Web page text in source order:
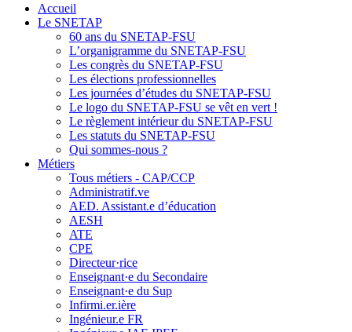
Accueil
Le SNETAP
60 ans du SNETAP-FSU
L’organigramme du SNETAP-FSU
Les congrès du SNETAP-FSU
Les élections professionnelles
Les journées d’études du SNETAP-FSU
Le logo du SNETAP-FSU se vêt en vert !
Le règlement intérieur du SNETAP-FSU
Les statuts du SNETAP-FSU
Qui sommes-nous ?
Métiers
Tous métiers - CAP/CCP
Administratif.ve
AED. Assistant.e d’éducation
AESH
ATE
CPE
Directeur·rice
Enseignant·e du Secondaire
Enseignant·e du Sup
Infirmi.er.ière
Ingénieur.e FR